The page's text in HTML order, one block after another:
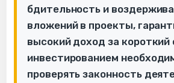
бдительность и
вложений в проекты,
высокий доход за короткий
инвестированием
проверять законность